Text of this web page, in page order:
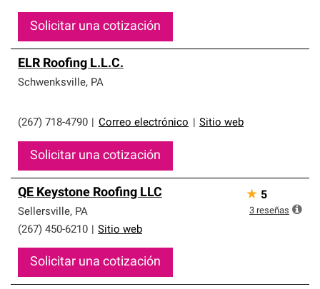
Solicitar una cotización
ELR Roofing L.L.C.
Schwenksville, PA
(267) 718-4790 Correo electrónico Sitio web
Solicitar una cotización
QE Keystone Roofing LLC
Sellersville, PA
(267) 450-6210
Sitio web
Solicitar una cotización
★ 5
3 reseñas